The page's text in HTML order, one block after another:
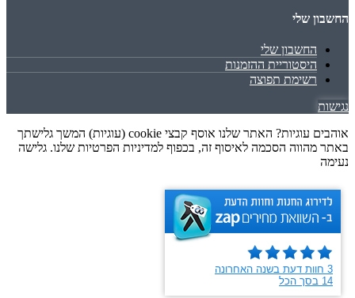
החשבון שלי
החשבון שלי
היסטוריית ההזמנות
רשימת תפוצה
נגישות
אוהבים עוגיות? האתר שלנו אוסף קבצי cookie (עוגיות) המשך גלישתך
באתר מהווה הסכמה לאיסוף זה, בכפוף למדיניות הפרטיות שלנו. גלישה
נעימה